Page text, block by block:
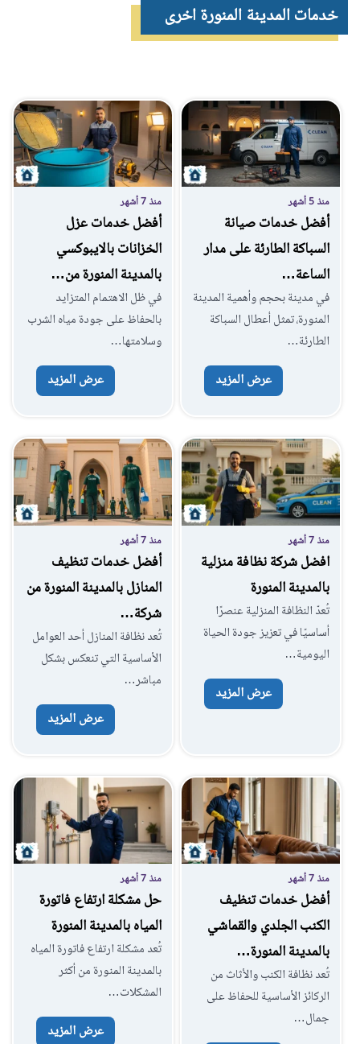
خدمات المدينة المنورة اخرى
منذ 5 أشهر
أفضل خدمات صيانة
السباكة الطارئة على مدار
الساعة…
في مدينة بحجم وأهمية المدينة
المنورة، تمثل أعطال السباكة
الطارئة…
عرض المزيد
منذ 7 أشهر
أفضل خدمات عزل
الخزانات بالايبوكسي
بالمدينة المنورة من…
في ظل الاهتمام المتزايد
بالحفاظ على جودة مياه الشرب
وسلامتها…
عرض المزيد
منذ 7 أشهر
افضل شركة نظافة منزلية
بالمدينة المنورة
تُعدّ النظافة المنزلية عنصرًا
أساسيًا في تعزيز جودة الحياة
اليومية…
عرض المزيد
منذ 7 أشهر
أفضل خدمات تنظيف
المنازل بالمدينة المنورة من
شركة…
تُعد نظافة المنازل أحد العوامل
الأساسية التي تنعكس بشكل
مباشر…
عرض المزيد
منذ 7 أشهر
أفضل خدمات تنظيف
الكنب الجلدي والقماشي
بالمدينة المنورة…
تُعد نظافة الكنب والأثاث من
الركائز الأساسية للحفاظ على
جمال…
منذ 7 أشهر
حل مشكلة ارتفاع فاتورة
المياه بالمدينة المنورة
تُعد مشكلة ارتفاع فاتورة المياه
بالمدينة المنورة من أكثر
المشكلات…
عرض المزيد